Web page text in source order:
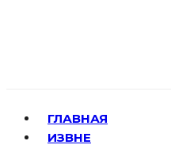
ГЛАВНАЯ
ИЗВНЕ